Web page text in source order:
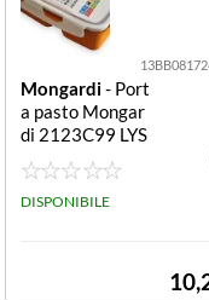
Mongardi- Port
a pasto Mongar
di 2123C99 LYS
S 2P con posate
acciaio Assortit
o 2P con posate
DISPONIBILE